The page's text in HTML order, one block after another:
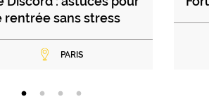
rentrée sans stress
PARIS